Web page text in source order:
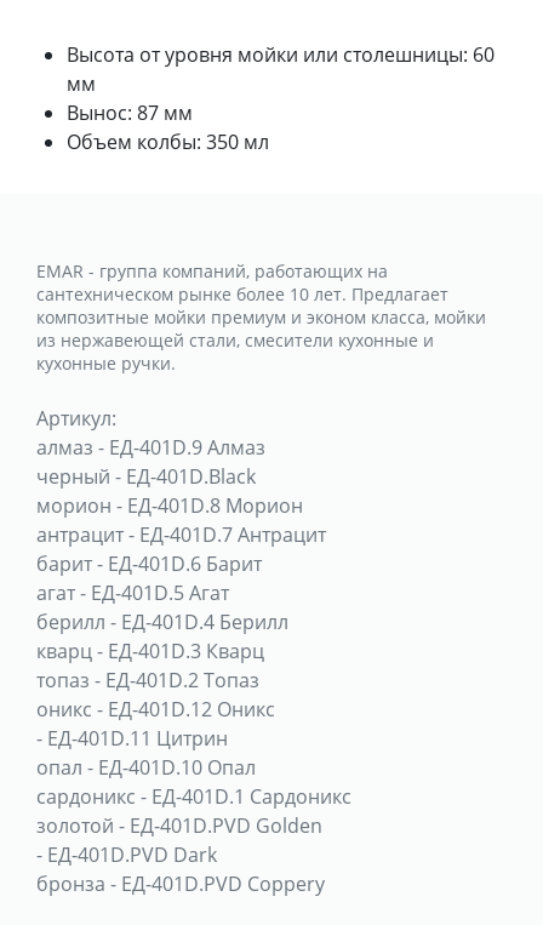
Высота от уровня мойки или столешницы: 60
мм
Вынос: 87 мм
Объем колбы: 350 мл
EMAR - группа компаний, работающих на
сантехническом рынке более 10 лет. Предлагает
композитные мойки премиум и эконом класса, мойки
из нержавеющей стали, смесители кухонные и
кухонные ручки.
Артикул:
алмаз - ЕД-401D.9 Алмаз
черный - ЕД-401D.Black
морион - ЕД-401D.8 Морион
антрацит- ЕД-401D.7 Антрацит
барит- ЕД-401D.6 Барит
агат- ЕД-401D.5 Агат
берилл - ЕД-401D.4 Берилл
кварц- ЕД-401D.3 Кварц
топаз - ЕД-401D.2 Топаз
оникс - ЕД-401D.12 Оникс
- ЕД-401D.11 Цитрин
опал - ЕД-401D.10 Опал
сардоникс - ЕД-401D.1 Сардоникс
золотой - ЕД-401D.PVD Golden
- ЕД-401D.PVD Dark
бронза - ЕД-401D.PVD Coppery